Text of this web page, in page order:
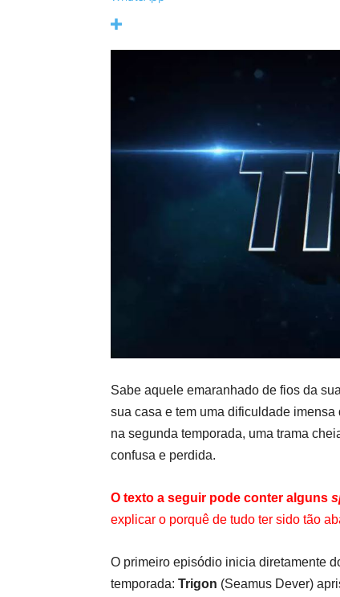
Sabe aquele emaranhado de fios da
sua casa e tem uma dificuldade
na segunda temporada, uma trama
confusa e perdida.
O texto a seguir pode conter alguns
explicar o porquê de tudo ter sido tão
O primeiro episódio inicia diretamente
temporada: Trigon (Seamus Dever)